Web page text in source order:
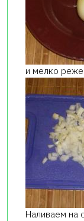
и мелко
Наливаем на